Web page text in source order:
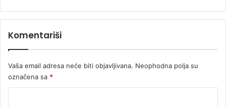
č
o
n
v
a
Komentariši
Vaša email adresa neće biti objavljivana. Neophodna polja su
označena sa *